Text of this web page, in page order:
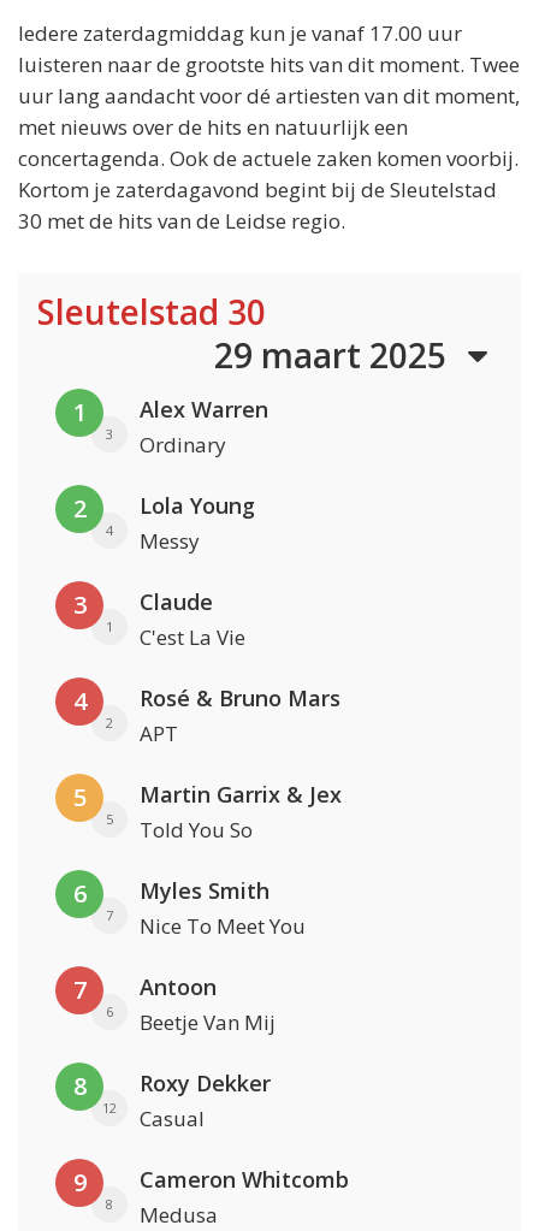
Iedere zaterdagmiddag kun je vanaf 17.00 uur
luisteren naar de grootste hits van dit moment. Twee
uur lang aandacht voor dé artiesten van dit moment,
met nieuws over de hits en natuurlijk een
concertagenda. Ook de actuele zaken komen voorbij.
Kortom je zaterdagavond begint bij de Sleutelstad
30 met de hits van de Leidse regio.
Sleutelstad 30
29 maart 2025
1
3
Alex Warren
Ordinary
2
4
Lola Young
Messy
3
1
Claude
C'est La Vie
4
2
Rosé & Bruno Mars
APT
5
5
Martin Garrix & Jex
Told You So
6
7
Myles Smith
Nice To Meet You
7
6
Antoon
Beetje Van Mij
8
12
Roxy Dekker
Casual
9
8
Cameron Whitcomb
Medusa